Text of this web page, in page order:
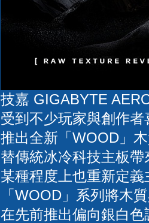
技嘉 GIGABYTE
受到不少玩家與創作
推出全新「WOOD」
替傳統冰冷科技主板
某種程度上也重新定
「WOOD」系列將木
在先前推出偏向銀白色